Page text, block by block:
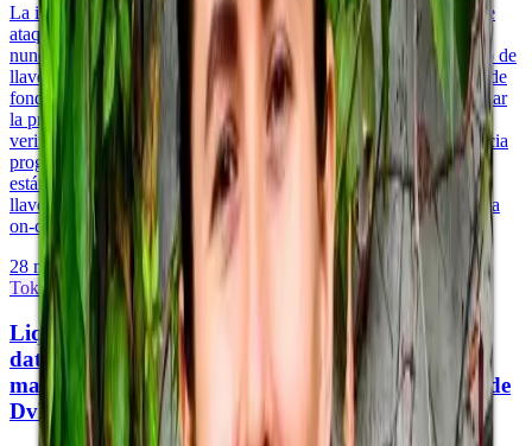
La infraestructura de fondos tokenizados introduce superficies de
ataque de seguridad que la administración de fondos tradicional
nunca enfrentó: vulnerabilidades en smart contracts, compromiso de
llaves privadas y exploits de gobernanza on-chain. Los gestores de
fondos que evalúan una plataforma de tokenización deben analizar
la profundidad de la auditoría de smart contracts, las prácticas de
verificación formal, la arquitectura de restricciones de transferencia
programables y los controles de la capa de plataforma —SOC 2,
estándares de cifrado, control de acceso y riesgo de custodia de
llaves— antes de comprometer capital de los LP en una estructura
on-chain.
28 may 2026
10 min de lectura
Tokenización y Activos del Mundo Real
Liquidación en blockchain y el problema de los
datos off-chain: cómo los fondos tokenizados
manejan la finalidad de liquidación, la mecánica de
DvP y los oráculos de NAV